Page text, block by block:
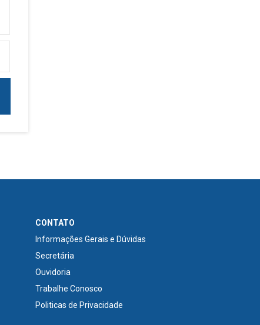
CONTATO
Informações Gerais e Dúvidas
Secretária
Ouvidoria
Trabalhe Conosco
Politicas de Privacidade